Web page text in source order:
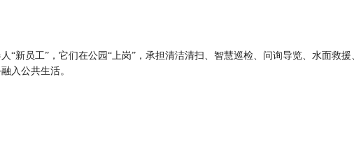
“新员工”，它们在公园“上岗”，承担清洁清扫、智慧巡检、问询导览、水面救援
入公共生活。